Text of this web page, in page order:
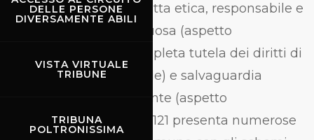
DELLE PERSONE
DIVERSAMENTE ABILI
VISTA VIRTUALE
TRIBUNE
TRIBUNA
POLTRONISSIMA
trattati, con una condotta etica, responsabile e
economicamente virtuosa (aspetto
economico), nella completa tutela dei diritti di
ognuno (aspetto sociale) e salvaguardia
dell’ambiente circostante (aspetto
ambientale). La ISO 20121 presenta numerose